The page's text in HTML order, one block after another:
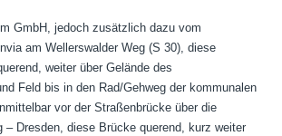
GmbH, jedoch zusätzlich dazu vom
am Wellerswalder Weg (S 30), diese
weiter über Gelände des
Feld bis in den Rad/Gehweg der kommunalen
vor der Straßenbrücke über die
– Dresden, diese Brücke querend, kurz weiter